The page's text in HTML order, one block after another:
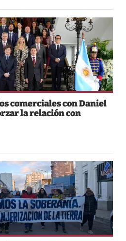
comerciales con Daniel
la relación con